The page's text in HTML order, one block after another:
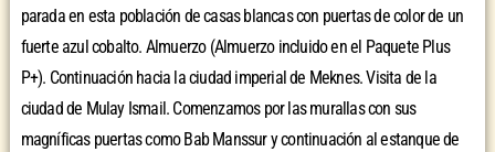
parada en esta población de casas blancas con puertas de color de un
fuerte azul cobalto. Almuerzo (Almuerzo incluido en el Paquete Plus
P+). Continuación hacia la ciudad imperial de Meknes. Visita de la
ciudad de Mulay Ismail. Comenzamos por las murallas con sus
magníficas puertas como Bab Manssur y continuación al estanque de